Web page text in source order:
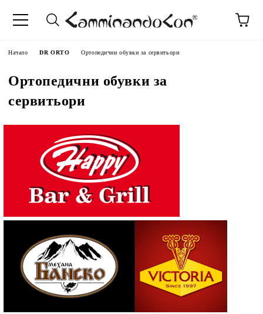
Начало DR ORTO Ортопедични обувки за сервитьори
Ортопедични обувки за
сервитьори